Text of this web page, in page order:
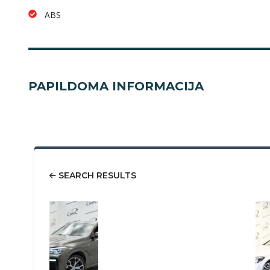
ABS
PAPILDOMA INFORMACIJA
SEARCH RESULTS
58